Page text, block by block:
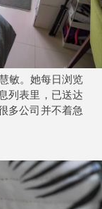
敏。她每日浏览
列表里，已送达
多公司并不着急